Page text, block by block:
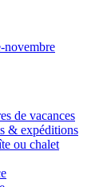
novembre
de vacances
& expéditions
ou chalet